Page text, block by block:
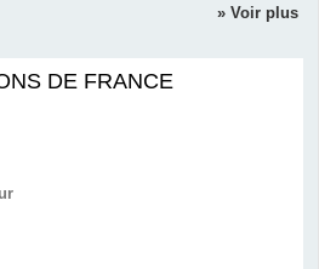
» Voir plus
DE FRANCE